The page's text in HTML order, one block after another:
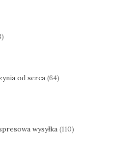
od serca (64)
wysyłka (110)